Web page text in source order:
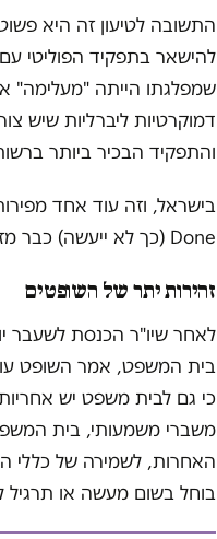
התשובה לטיעון זה היא
להישאר בתפקיד הפוליטי
שמפלגתו הייתה "מעלימה"
דמוקרטיות ליברליות שיש
והתפקיד הבכיר ביותר
Done (כך לא ייעשה) כבר מזמן אינו קיים.
זהירות יתר של השופטים
לאחר שיו"ר הכנסת לשעבר
בית המשפט, אמר השופט
כי גם לבית משפט יש
משברי משמעותי, בית
האחרות, לשמירה של כללי
בוחל בשום מעשה או תרגיל